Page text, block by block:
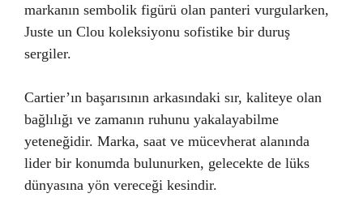
markanın sembolik figürü olan panteri vurgularken,
Juste un Clou koleksiyonu sofistike bir duruş
sergiler.
Cartier’ın başarısının arkasındaki sır, kaliteye olan
bağlılığı ve zamanın ruhunu yakalayabilme
yeteneğidir. Marka, saat ve mücevherat alanında
lider bir konumda bulunurken, gelecekte de lüks
dünyasına yön vereceği kesindir.